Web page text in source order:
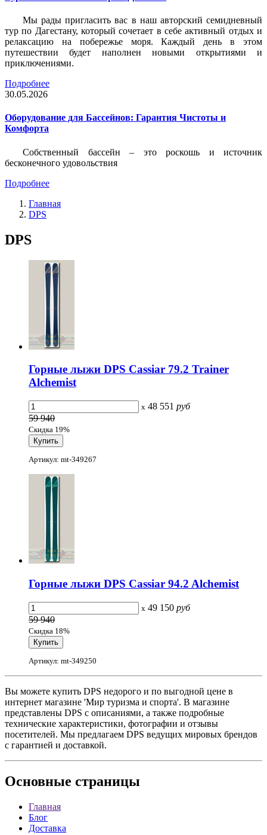
Мы рады пригласить вас в наш авторский семидневный
тур по Дагестану, который сочетает в себе активный отдых и
релаксацию на побережье моря. Каждый день в этом
путешествии будет наполнен новыми открытиями и
приключениями.
Подробнее
30.05.2026
Оборудование для Бассейнов: Гарантия Чистоты и
Комфорта
Собственный бассейн – это роскошь и источник
бесконечного удовольствия
Подробнее
Главная
DPS
DPS
Горные лыжи DPS Cassiar 79.2 Trainer
Alchemist
x 48 551 руб
59 940
Скидка 19%
Артикул: mt-349267
Горные лыжи DPS Cassiar 94.2 Alchemist
x 49 150 руб
59 940
Скидка 18%
Артикул: mt-349250
Вы можете купить DPS недорого и по выгодной цене в
интернет магазине 'Мир туризма и спорта'. В магазине
представлены DPS с описаниями, а также подробные
технические характеристики, фотографии и отзывы
посетителей. Мы предлагаем DPS ведущих мировых брендов
с гарантией и доставкой.
Основные страницы
Главная
Блог
Доставка